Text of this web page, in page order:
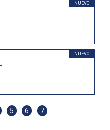
NUEVO
NUEVO
5 6 7